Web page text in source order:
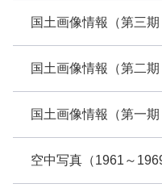
国土画像情報（第三
国土画像情報（第二
国土画像情報（第一
空中写真（1961～